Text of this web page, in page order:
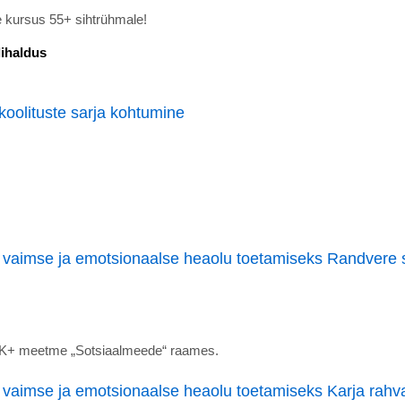
kursus 55+ sihtrühmale!
sarja kohtumine
ja emotsionaalse heaolu toetamiseks Randvere
meetme „Sotsiaalmeede“ raames.
ja emotsionaalse heaolu toetamiseks Karja